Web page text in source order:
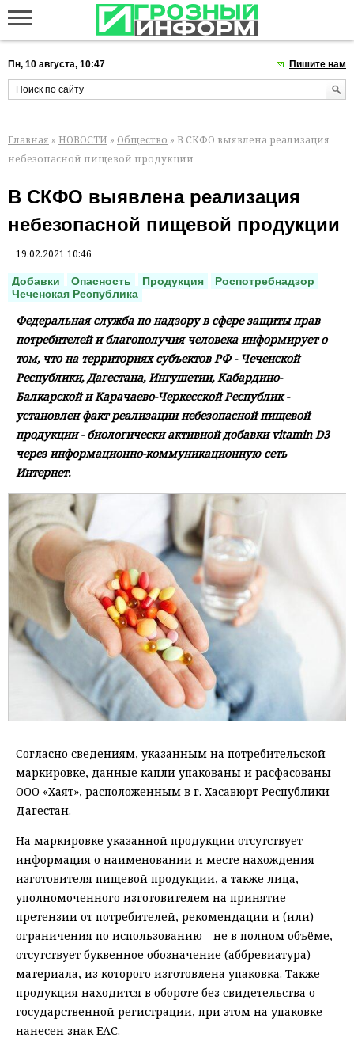
Пн, 10 августа, 10:47 Пишите нам
Главная » НОВОСТИ » Общество » В СКФО выявлена реализация
небезопасной пищевой продукции
В СКФО выявлена реализация
небезопасной пищевой продукции
19.02.2021 10:46
Добавки Опасность Продукция
Роспотребнадзор
Чеченская Республика
Федеральная служба по надзору в сфере защиты прав
потребителей и благополучия человека информирует о
том, что на территориях субъектов РФ - Чеченской
Республики, Дагестана, Ингушетии, Кабардино-
Балкарской и Карачаево-Черкесской Республик -
установлен факт реализации небезопасной пищевой
продукции - биологически активной добавки vitamin D3
через информационно-коммуникационную сеть
Интернет.
Согласно сведениям, указанным на потребительской
маркировке, данные капли упакованы и расфасованы
ООО «Хаят», расположенным в г. Хасавюрт Республики
Дагестан.
На маркировке указанной продукции отсутствует
информация о наименовании и месте нахождения
изготовителя пищевой продукции, а также лица,
уполномоченного изготовителем на принятие
претензии от потребителей, рекомендации и (или)
ограничения по использованию - не в полном объёме,
отсутствует буквенное обозначение (аббревиатура)
материала, из которого изготовлена упаковка. Также
продукция находится в обороте без свидетельства о
государственной регистрации, при этом на упаковке
нанесен знак ЕАС.